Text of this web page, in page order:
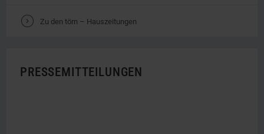
V Zu den törn – Hauszeitungen
PRESSEMITTEILUNGEN